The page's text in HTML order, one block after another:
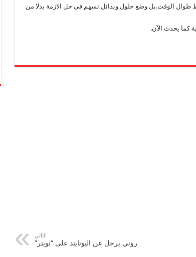
طوال الوقت.بل وضع حلول وبدائل تسهم فى حل الازمة بدلا من
كما يحدث الآن.
التالي
روني يرحل عن اليونايتد على “تويتر”